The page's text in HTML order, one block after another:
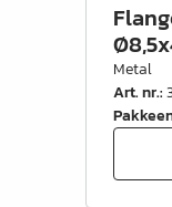
Metal
Art. nr.: